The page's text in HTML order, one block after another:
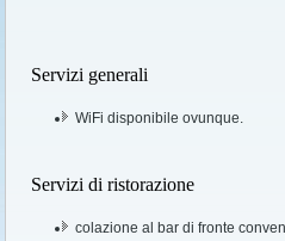
Servizi generali
WiFi disponibile ovunque.
Servizi di ristorazione
colazione al bar di fronte